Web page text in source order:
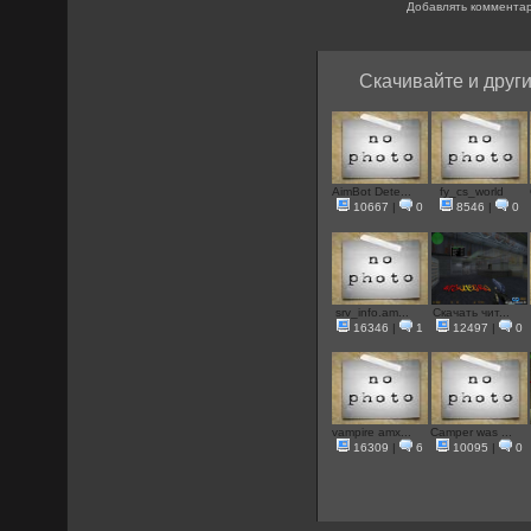
Добавлять
Скачивайте и
AimBot Dete...
10667 | 0
fy_cs_world
8546 | 0
srv_info.am...
16346 | 1
Скачать чит...
12497 | 0
vampire amx...
16309 | 6
Camper was ...
10095 | 0